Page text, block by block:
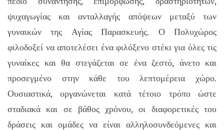
ψυχαγωγίας και ανταλλαγής απόψεων μεταξύ των
γυναικών της Αγίας Παρασκευής. Ο Πολυχώρος
φιλοδοξεί να αποτελέσει ένα φιλόξενο στέκι για όλες τις
γυναίκες και θα στεγάζεται σε ένα ζεστό, άνετο και
προσεγμένο στην κάθε του λεπτομέρεια χώρο.
Ουσιαστικά, οργανώνεται κατά τέτοιο τρόπο ώστε
σταδιακά και σε βάθος χρόνου, οι διαφορετικές του
δράσεις και ομάδες να είναι αλληλοσυνδεόμενες και